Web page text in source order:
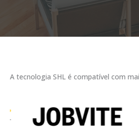
A tecnologia SHL é compatível com